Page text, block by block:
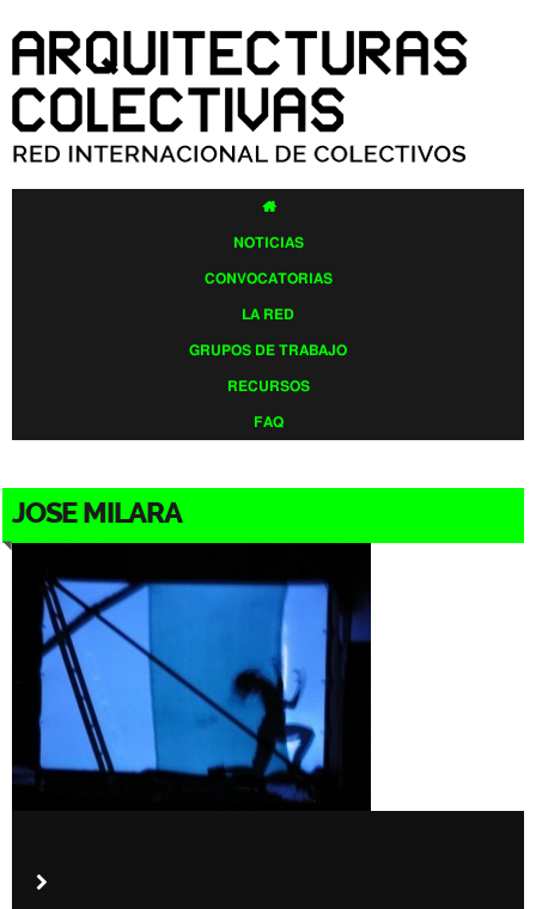
contenido
principal

NOTICIAS
CONVOCATORIAS
LA RED
GRUPOS DE TRABAJO
RECURSOS
FAQ
JOSE MILARA